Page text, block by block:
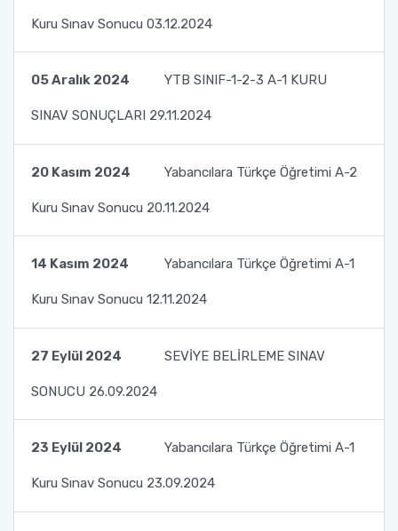
Kuru Sınav Sonucu 03.12.2024
05 Aralık 2024 YTB SINIF-1-2-3 A-1 KURU
SINAV SONUÇLARI 29.11.2024
20 Kasım 2024 Yabancılara Türkçe Öğretimi A-2
Kuru Sınav Sonucu 20.11.2024
14 Kasım 2024 Yabancılara Türkçe Öğretimi A-1
Kuru Sınav Sonucu 12.11.2024
27 Eylül 2024 SEVİYE BELİRLEME SINAV
SONUCU 26.09.2024
23 Eylül 2024 Yabancılara Türkçe Öğretimi A-1
Kuru Sınav Sonucu 23.09.2024
ile TÖMER'deki Bursiyerlerimizin ve
Kursiyerlerimizin Buluşması 1
Kapsamında Türk Dili ve Edebiyatı Öğrencileri
Toplumsal Duyarlılık ve Katkı Projeleri Dersi
ile TÖMER'deki Bursiyerlerimizin ve
Kursiyerlerimizin Buluşması 3
Akademisi Proje Koordinatörlüğü ile Yurtdışı
Türkler ve Akraba Topluluklar Başkanlığı'nın
Burslu Öğrencileri AKDENİZ TÖMER'de Buluştu